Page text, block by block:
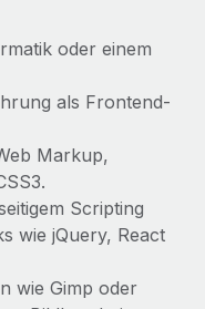
oder einem
als Frontend-
Markup,
Scripting
wie jQuery, React
wie Gimp oder